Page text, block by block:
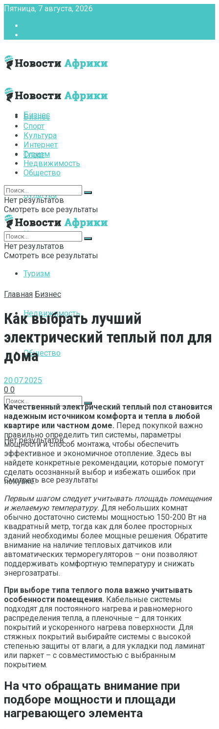
Пятница, 7 августа, 2026
Бизнес
Спорт
Культура
Интернет
Туризм
Недвижимость
Общество
Нет результатов
Смотреть все результаты
Бизнес
Спорт
Культура
Интернет
Туризм
Недвижимость
Общество
Нет результатов
Смотреть все результаты
Нет результатов
Смотреть все результаты
Главная Бизнес
Как выбрать лучший
электрический теплый пол для
дома
20.07.2025
0 0
Качественный электрический теплый пол становится
надежным источником комфорта и тепла в любой
квартире или частном доме. Перед покупкой важно
правильно определить тип системы, параметры
мощности и способ монтажа, чтобы обеспечить
эффективное и экономичное отопление. Здесь вы
найдете конкретные рекомендации, которые помогут
сделать осознанный выбор и избежать ошибок при
покупке.
Первым шагом следует учитывать площадь помещения
и желаемую температуру. Для небольших комнат
обычно достаточно системы мощностью 150-200 Вт на
квадратный метр, тогда как для более просторных
зданий необходимы более мощные решения. Обратите
внимание на наличие тепловых датчиков или
автоматических терморегуляторов – они позволяют
поддерживать комфортную температуру и снижать
энергозатраты.
При выборе типа теплого пола важно учитывать
особенности помещения. Кабельные системы
подходят для постоянного нагрева и равномерного
распределения тепла, а пленочные – для тонких
покрытий и ускоренного нагрева поверхности. Для
стяжных покрытий выбирайте системы с высокой
степенью защиты от влаги, а для укладки под ламинат
или паркет – с совместимостью с выбранным
покрытием.
На что обращать внимание при
подборе мощности и площади
нагревающего элемента